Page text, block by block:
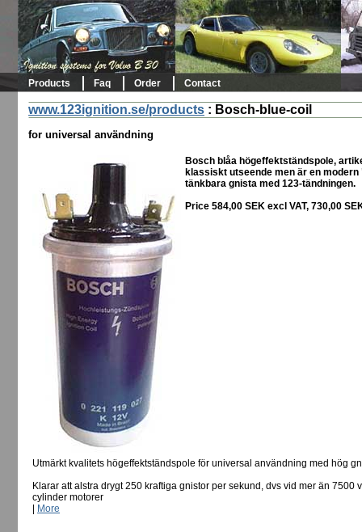
Products Faq Order Contact
www.123ignition.se/products : Bosch-blue-coil
for universal användning
Bosch blåa högeffektständspole,
klassiskt utseende men är en
tänkbara gnista med 123-tändningen.
Price 584,00 SEK excl VAT, 730,00
Utmärkt kvalitets högeffektständspole för universal användning med hög
Klarar att alstra drygt 250 kraftiga gnistor per sekund, dvs vid mer än
cylinder motorer
More